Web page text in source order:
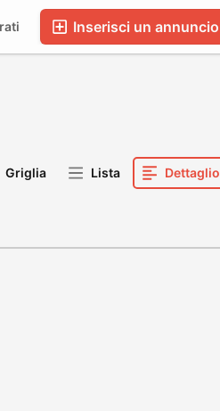
Inserisci un annuncio
Griglia Lista Dettaglio